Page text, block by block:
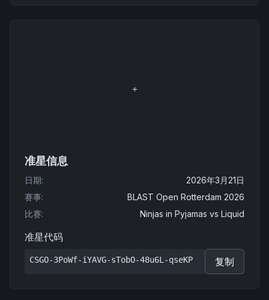
准星信息
日期:
2026年3月21日
赛事:
BLAST Open Rotterdam 2026
比赛: Ninjas in Pyjamas vs Liquid
准星代码
CSGO-3PoWf-iYAVG-sTobO-48u6L-qseKP 复制